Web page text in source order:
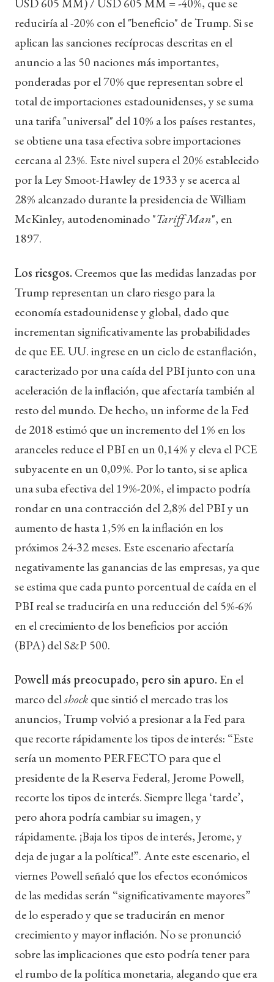
reduciría al -20% con el "beneficio" de Trump. Si se
aplican las sanciones recíprocas descritas en el
anuncio a las 50 naciones más importantes,
ponderadas por el 70% que representan sobre el
total de importaciones estadounidenses, y se suma
una tarifa "universal" del 10% a los países restantes,
se obtiene una tasa efectiva sobre importaciones
cercana al 23%. Este nivel supera el 20% establecido
por la Ley Smoot-Hawley de 1933 y se acerca al
28% alcanzado durante la presidencia de William
McKinley, autodenominado "Tariff Man", en
1897.
Los riesgos. Creemos que las medidas lanzadas por
Trump representan un claro riesgo para la
economía estadounidense y global, dado que
incrementan significativamente las probabilidades
de que EE. UU. ingrese en un ciclo de estanflación,
caracterizado por una caída del PBI junto con una
aceleración de la inflación, que afectaría también al
resto del mundo. De hecho, un informe de la Fed
de 2018 estimó que un incremento del 1% en los
aranceles reduce el PBI en un 0,14% y eleva el PCE
subyacente en un 0,09%. Por lo tanto, si se aplica
una suba efectiva del 19%-20%, el impacto podría
rondar en una contracción del 2,8% del PBI y un
aumento de hasta 1,5% en la inflación en los
próximos 24-32 meses. Este escenario afectaría
negativamente las ganancias de las empresas, ya que
se estima que cada punto porcentual de caída en el
PBI real se traduciría en una reducción del 5%-6%
en el crecimiento de los beneficios por acción
(BPA) del S&P 500.
Powell más preocupado, pero sin apuro. En el
marco delshockque sintió el mercado tras los
anuncios, Trump volvió a presionar a la Fed para
que recorte rápidamente los tipos de interés: “Este
sería un momento PERFECTO para que el
presidente de la Reserva Federal, Jerome Powell,
recorte los tipos de interés. Siempre llega ‘tarde’,
pero ahora podría cambiar su imagen, y
rápidamente. ¡Baja los tipos de interés, Jerome, y
deja de jugar a la política!”. Ante este escenario, el
viernes Powell señaló que los efectos económicos
de las medidas serán “significativamente mayores”
de lo esperado y que se traducirán en menor
crecimiento y mayor inflación. No se pronunció
sobre las implicaciones que esto podría tener para
el rumbo de la política monetaria, alegando que era